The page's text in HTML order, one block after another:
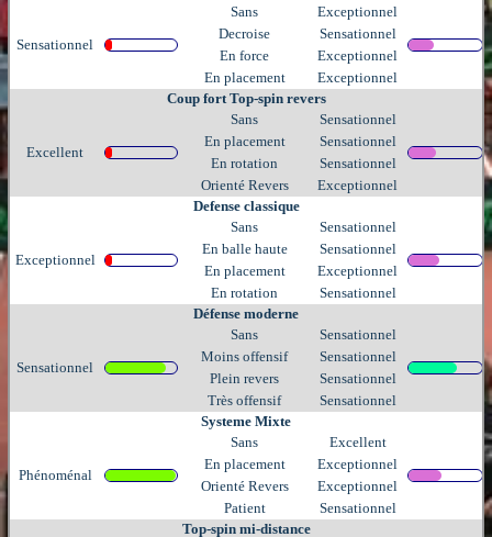
Sensationnel
Sans
Exceptionnel
Decroise
Sensationnel
En force
Exceptionnel
En placement
Exceptionnel
Coup fort Top-spin revers
Excellent
Sans
Sensationnel
En placement
Sensationnel
En rotation
Sensationnel
Orienté Revers
Exceptionnel
Defense classique
Exceptionnel
Sans
Sensationnel
En balle haute
Sensationnel
En placement
Exceptionnel
En rotation
Sensationnel
Défense moderne
Sensationnel
Sans
Sensationnel
Moins offensif
Sensationnel
Plein revers
Sensationnel
Très offensif
Sensationnel
Systeme Mixte
Phénoménal
Sans
Excellent
En placement
Exceptionnel
Orienté Revers
Exceptionnel
Patient
Sensationnel
Top-spin mi-distance